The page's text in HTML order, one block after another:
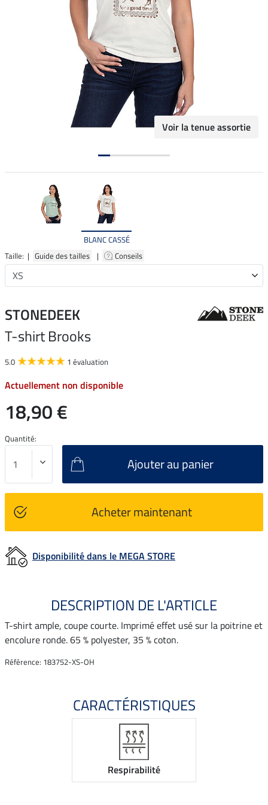
Voir la tenue assortie
BLANC CASSÉ
Taille: | Guide des tailles | Conseils
STONEDEEK
T-shirt Brooks
5.0 1 évaluation
Actuellement non disponible
18,90 €
Quantité:
Ajouter au panier
Acheter maintenant
Disponibilité dans le MEGA STORE
DESCRIPTION DE L'ARTICLE
T-shirt ample, coupe courte. Imprimé effet usé sur la poitrine et
encolure ronde. 65 % polyester, 35 % coton.
Référence: 183752-XS-OH
CARACTÉRISTIQUES
Respirabilité